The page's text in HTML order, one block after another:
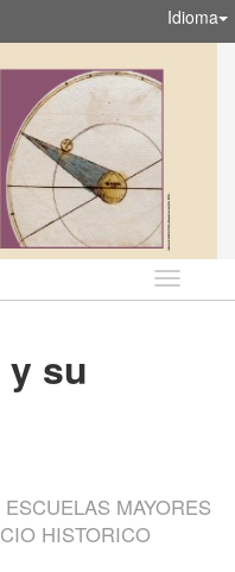
Idioma
Idioma
su
MAYORES
HISTORICO